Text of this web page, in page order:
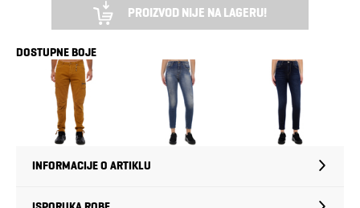
PROIZVOD NIJE NA LAGERU!
DOSTUPNE BOJE
INFORMACIJE O ARTIKLU